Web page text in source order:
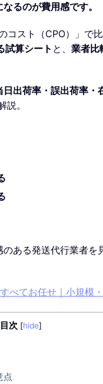
るのが費用感です。
コスト（CPO）」で
試算シート と、 業者比
日出荷率・誤出荷率・
説。
のある発送代行業者
べてお任せ｜小規模
目次 [hide]
点